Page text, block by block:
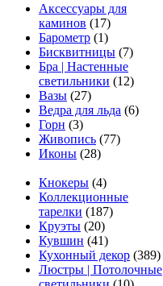
Аксессуары для
каминов (17)
Барометр (1)
Бисквитницы (7)
Бра | Настенные
светильники (12)
Вазы (27)
Ведра для льда (6)
Горн (3)
Живопись (77)
Иконы (28)
Кнокеры (4)
Коллекционные
тарелки (187)
Круэты (20)
Кувшин (41)
Кухонный декор (389)
Люстры | Потолочные